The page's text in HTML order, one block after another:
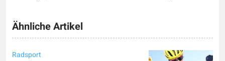
Ähnliche Artikel
Radsport